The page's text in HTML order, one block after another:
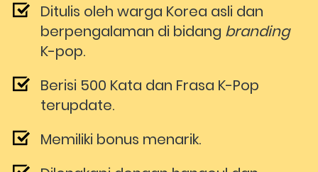
Ditulis oleh warga Korea asli dan
berpengalaman di bidang branding
K-pop.
Berisi 500 Kata dan Frasa K-Pop
terupdate.
Memiliki bonus menarik.